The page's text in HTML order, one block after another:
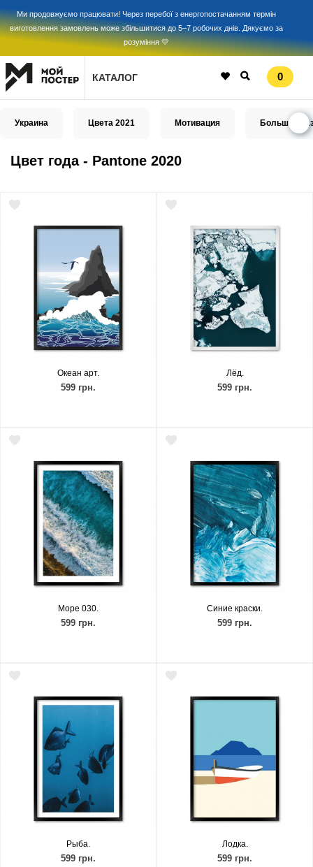
Ми продовжуємо працювати! Через перебої з енергопостачанням термін
виготовлення замовлень може збільшитися до 5–7 робочих днів. Дякуємо за
розуміння 💛
КАТАЛОГ 0
Украина Цвета 2021 Мотивация Большой
Цвет года - Pantone 2020
Океан арт.
599 грн.
Лёд.
599 грн.
Море 030.
599 грн.
Синие краски.
599 грн.
Рыба.
599 грн.
Лодка.
599 грн.